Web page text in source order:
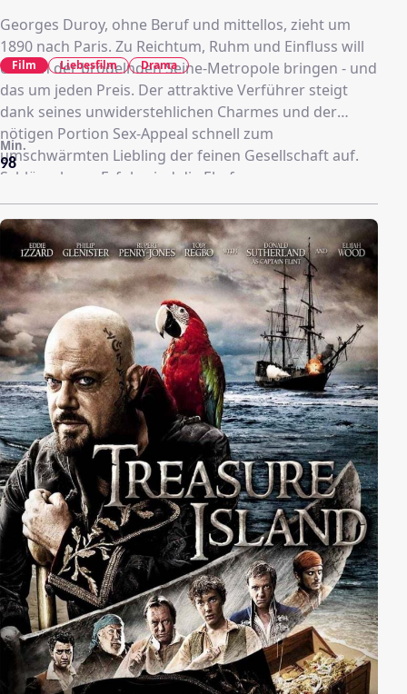
Georges Duroy, ohne Beruf und mittellos, zieht um
1890 nach Paris. Zu Reichtum, Ruhm und Einfluss will
er es in der brodelnden Seine-Metropole bringen - und
das um jeden Preis. Der attraktive Verführer steigt
dank seines unwiderstehlichen Charmes und der
nötigen Portion Sex-Appeal schnell zum
umschwärmten Liebling der feinen Gesellschaft auf.
Schlüssel zum Erfolg sind die Ehefrauen
einflussreicher Gentlemen, die "Bel Ami" alle Türen
öffnen. Im Eiltempo macht der skrupellose Galan als
Journalist Karriere und begibt sich aufs glatte
Politparkett.
98
Min.
Film Liebesfilm Drama